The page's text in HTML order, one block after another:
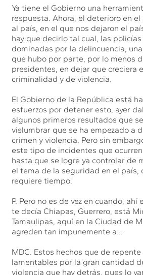
Ya tiene el Gobierno una
respuesta. Ahora, el deterioro en
al país, en el que nos dejaron el
hay que decirlo tal cual, las
dominadas por la delincuencia,
que hubo por parte, por lo menos
presidentes, en dejar que creciera
criminalidad y de violencia.
El Gobierno de la República está
esfuerzos por detener esto, ayer
algunos primeros resultados que
vislumbrar que se ha empezado a
crimen y violencia. Pero sin
este tipo de incidentes que
hasta que se logre ya controlar de
el tema de la seguridad en el país,
requiere tiempo.
P. Pero no es de vez en cuando, ahí
te decía Chiapas, Guerrero, está
Tamaulipas, aquí en la Ciudad de
agreden tan impunemente a…
MDC. Estos hechos que de
lamentables por la gran cantidad
violencia que hay detrás, pues lo